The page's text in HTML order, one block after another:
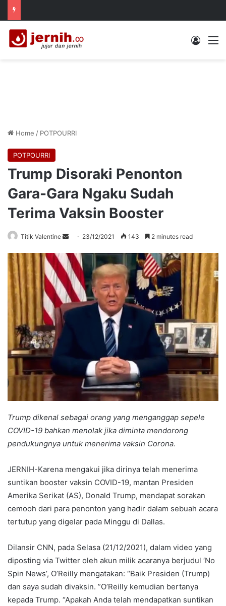
Log In
Home / POTPOURRI
POTPOURRI
Trump Disoraki Penonton
Gara-Gara Ngaku Sudah
Terima Vaksin Booster
Titik Valentine
Send
email
23/12/2021 143 2 minutes read
Trump dikenal sebagai orang yang menganggap sepele
COVID-19 bahkan menolak jika diminta mendorong
pendukungnya untuk menerima vaksin Corona.
JERNIH-Karena mengakui jika dirinya telah menerima
suntikan booster vaksin COVID-19, mantan Presiden
Amerika Serikat (AS), Donald Trump, mendapat sorakan
cemooh dari para penonton yang hadir dalam sebuah acara
tertutup yang digelar pada Minggu di Dallas.
Dilansir CNN, pada Selasa (21/12/2021), dalam video yang
diposting via Twitter oleh akun milik acaranya berjudul ‘No
Spin News’, O’Reilly mengatakan: “Baik Presiden (Trump)
dan saya sudah divaksin. ”O’Reilly kemudian bertanya
kepada Trump. “Apakah Anda telah mendapatkan suntikan